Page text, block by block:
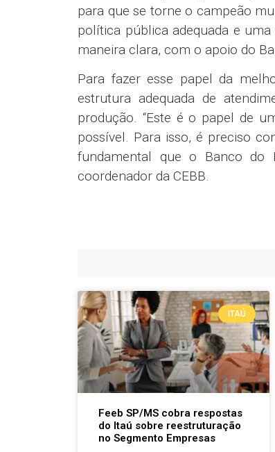
para que se torne o campeão
política pública adequada e
maneira clara, com o apoio do
Para fazer esse papel da
estrutura adequada de
produção. “Este é o papel de
possível. Para isso, é preciso
fundamental que o Banco do
coordenador da CEBB.
ITAÚ
Feeb SP/MS cobra respostas
do Itaú sobre reestruturação
no Segmento Empresas